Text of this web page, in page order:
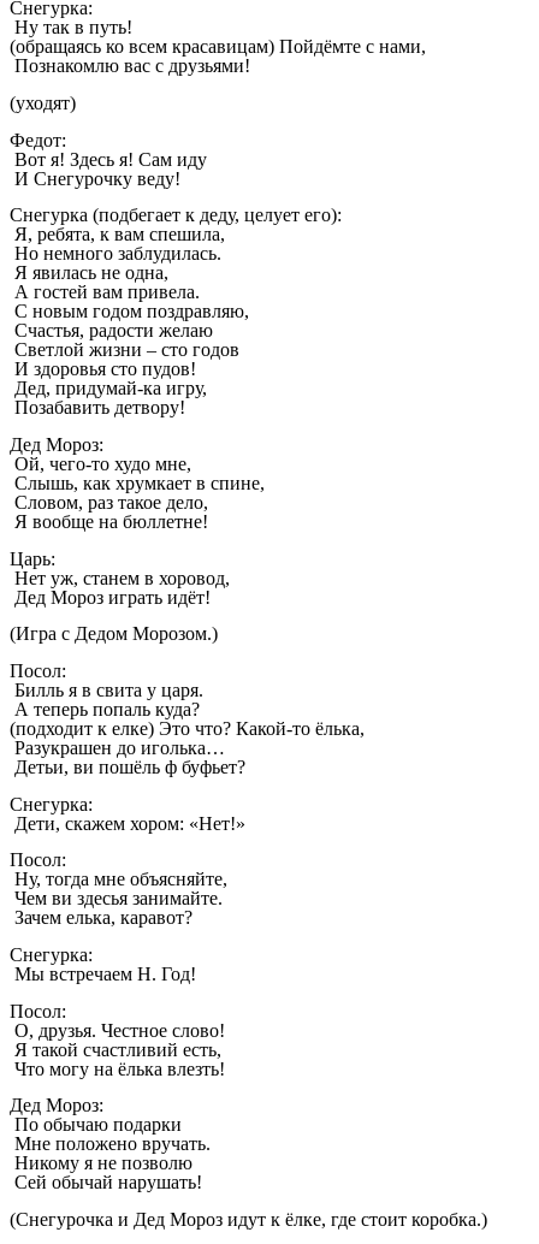
Снегурка:
Ну так в путь!
(обращаясь ко всем красавицам) Пойдёмте с нами,
Познакомлю вас с друзьями!
(уходят)
Федот:
Вот я! Здесь я! Сам иду
И Снегурочку веду!
Снегурка (подбегает к деду, целует его):
Я, ребята, к вам спешила,
Но немного заблудилась.
Я явилась не одна,
А гостей вам привела.
С новым годом поздравляю,
Счастья, радости желаю
Светлой жизни – сто годов
И здоровья сто пудов!
Дед, придумай-ка игру,
Позабавить детвору!
Дед Мороз:
Ой, чего-то худо мне,
Слышь, как хрумкает в спине,
Словом, раз такое дело,
Я вообще на бюллетне!
Царь:
Нет уж, станем в хоровод,
Дед Мороз играть идёт!
(Игра с Дедом Морозом.)
Посол:
Билль я в свита у царя.
А теперь попаль куда?
(подходит к елке) Это что? Какой-то ёлька,
Разукрашен до иголька…
Детьи, ви пошёль ф буфьет?
Снегурка:
Дети, скажем хором: «Нет!»
Посол:
Ну, тогда мне объясняйте,
Чем ви здесья занимайте.
Зачем елька, каравот?
Снегурка:
Мы встречаем Н. Год!
Посол:
О, друзья. Честное слово!
Я такой счастливий есть,
Что могу на ёлька влезть!
Дед Мороз:
По обычаю подарки
Мне положено вручать.
Никому я не позволю
Сей обычай нарушать!
(Снегурочка и Дед Мороз идут к ёлке, где стоит коробка.)